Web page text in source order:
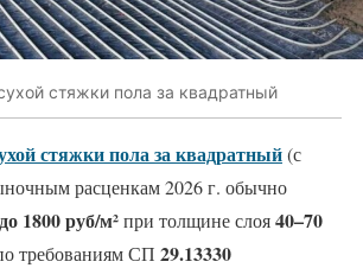
стяжки пола за квадратный
стяжки пола за квадратный(с
расценкам 2026 г. обычно
1800 руб/м²при толщине слоя40–70
требованиям СП 29.13330